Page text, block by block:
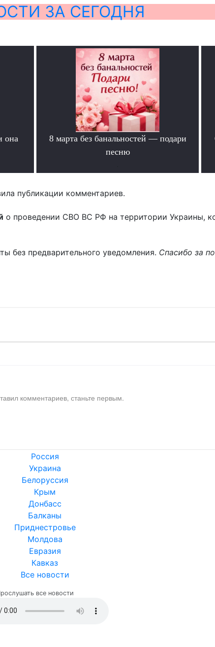
ЗА СЕГОДНЯ
она
8 марта без банальностей — подари
песню
публикации комментариев.
о проведении СВО ВС РФ на территории Украины,
без предварительного уведомления. Спасибо за
комментариев, станьте первым.
Россия
Украина
Белоруссия
Крым
Донбасс
Балканы
Приднестровье
Молдова
Евразия
Кавказ
Все новости
все новости